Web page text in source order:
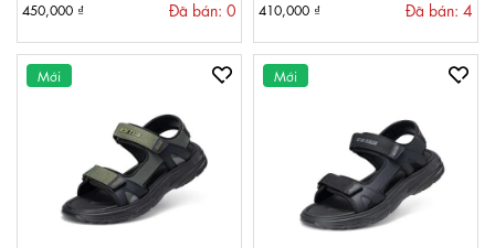
450,000 ₫ Đã bán: 0 410,000 ₫ Đã bán: 4
Mới Mới